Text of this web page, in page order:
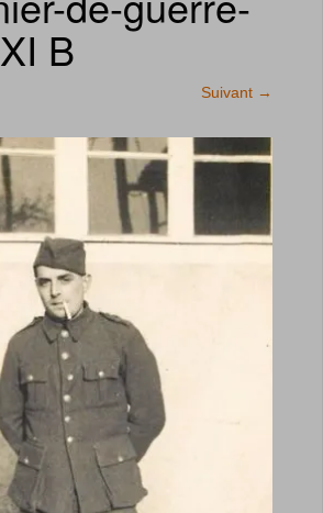
B
Suivant →